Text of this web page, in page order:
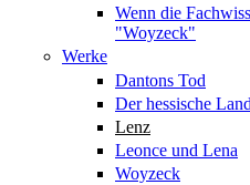
Wenn die
"Woyzeck"
Werke
Dantons Tod
Der hessische
Lenz
Leonce und Lena
Woyzeck